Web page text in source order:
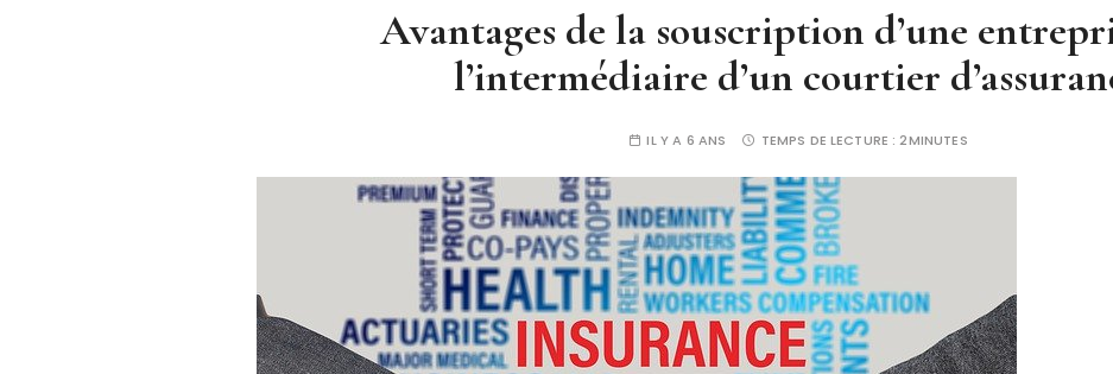
Avantages de la souscription d’une
l’intermédiaire d’un courtier
IL Y A 6 ANS TEMPS DE LECTURE :2MINUTES